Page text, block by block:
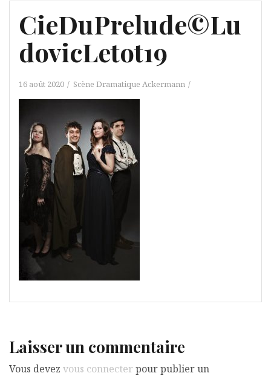
CieDuPrelude©Lu
dovicLetot19
16 août 2020 Scène Dramatique Ackermann
Laisser un commentaire
Vous devez vous connecter pour publier un